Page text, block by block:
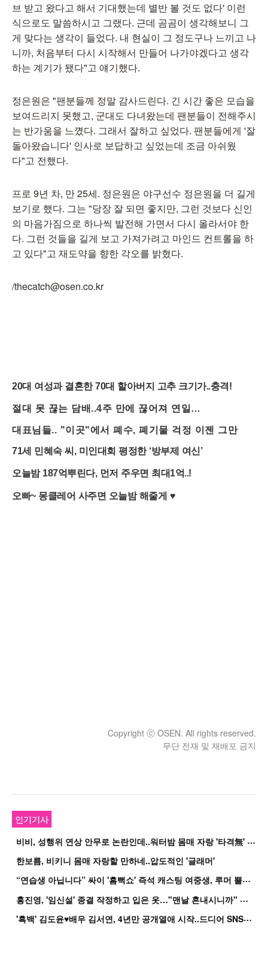
브 받고 왔다고 해서 기대했는데 별반 볼 것도 없다' 이런
식으로도 말씀하시고 그랬다. 근데 곰곰이 생각해보니 그
게 맞다는 생각이 들었다. 내 현실이 그 정도구나 느끼고 나
니까, 처음부터 다시 시작해서 만들어 나가야겠다고 생각
하는 계기가 됐다"고 얘기했다.
정은원은 "팬분들께 정말 감사드린다. 긴 시간 좋은 모습을
보여드리지 못했고, 군대도 다녀왔는데 팬분들이 전해주시
는 반가움을 느꼈다. 그래서 잘하고 싶었다. 팬분들에게 '잘
돌아왔습니다' 인사로 보답하고 싶었는데 조금 아쉬웠
다"고 전했다.
프로 9년 차, 만 25세. 정은원은 야구선수 정은원을 더 길게
보기로 했다. 그는 "당장 잘 되면 좋지만, 그런 것보다 신인
의 마음가짐으로 하나씩 발전해 가면서 다시 올라서야 한
다. 그런 것들을 길게 보고 가져가려고 마인드 컨트롤을 하
고 있다"고 재도약을 향한 각오를 밝혔다.
/thecatch@osen.co.kr
Copyright ⓒ OSEN. All rights reserved.
무단 전재 및 재배포 금지
인기기사
비
비, 성행위 연상 안무로 논란인데..워터밤 몸매 자랑 '타격無' 근황
한보름, 비키니 몸매 자랑할 만하네..압도적인 '글래머'
“
연습생 아닙니다” 싸이 '흠뻑쇼' 즉석 캐스팅 여중생, 루머 뿔났다[Oh!쎈 이...
홍
진영, '임신설' 종결 작정하고 입은 옷…"맨날 혼내시니까" 억울
'
흑백' 김도윤♥배우 김서연, 4년만 공개열애 시작..드디어 SNS에 노출 [핫피...